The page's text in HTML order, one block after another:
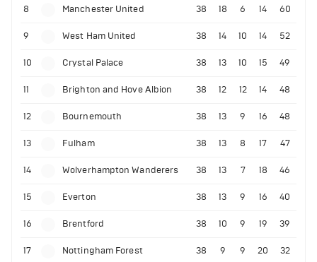
8 Manchester United 38 18 6 14 60
9 West Ham United 38 14 10 14 52
10 Crystal Palace 38 13 10 15 49
11 Brighton and Hove Albion 38 12 12 14 48
12 Bournemouth 38 13 9 16 48
13 Fulham 38 13 8 17 47
14 Wolverhampton Wanderers 38 13 7 18 46
15 Everton 38 13 9 16 40
16 Brentford 38 10 9 19 39
17 Nottingham Forest 38 9 9 20 32